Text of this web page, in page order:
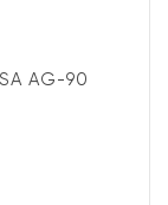
AG-90